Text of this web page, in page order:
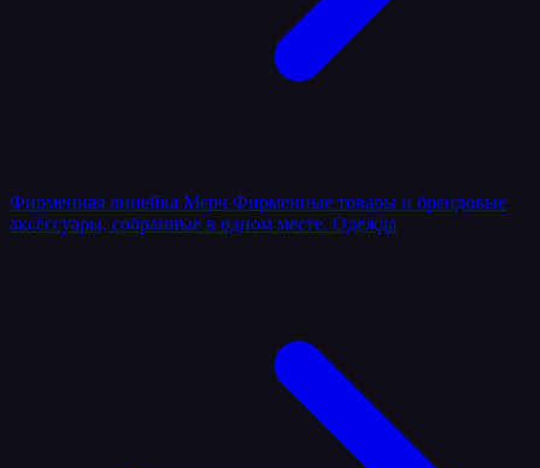
Фирменная линейка Мерч Фирменные товары и брендовые
аксессуары, собранные в одном месте. Одежда